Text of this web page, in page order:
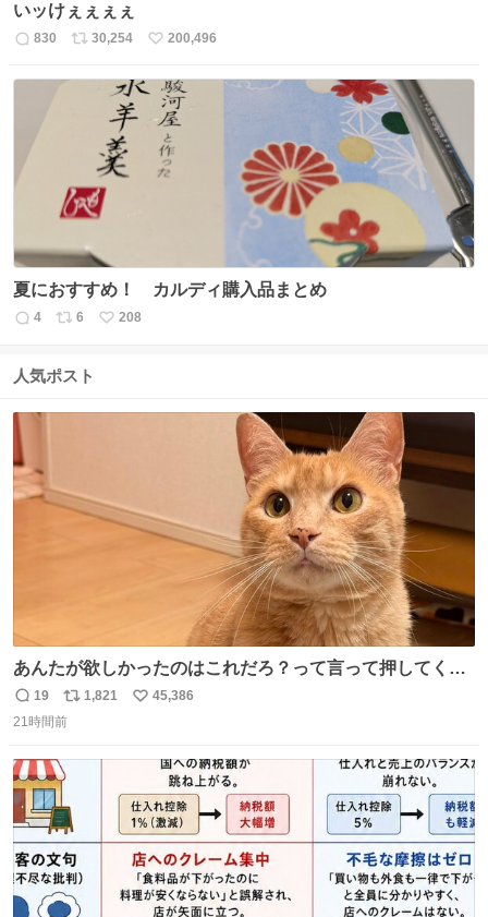
いッけぇぇぇぇ
返
830
リ
30,254
い
ね
数
200,496
夏におすすめ！ カルディ購入品まとめ
返
数
4
リ
ス
数
6
い
208
人気ポスト
あんたが欲しかったのはこれだろ？って言って押してくれ
た手形がコチラ
返
信
19
リ
ポ
ト
1,821
い
45,386
21時間前